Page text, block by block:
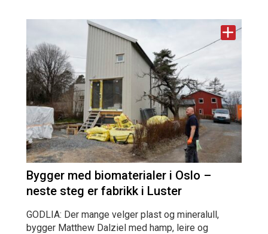
Bygger med biomaterialer i Oslo –
neste steg er fabrikk i Luster
GODLIA: Der mange velger plast og mineralull,
bygger Matthew Dalziel med hamp, leire og